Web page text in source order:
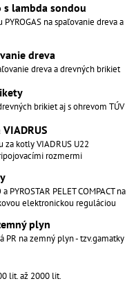
lambda sondou
na spaľovanie dreva a
dreva
dreva a drevných brikiet
brikiet aj s ohrevom TÚV
za kotly VIADRUS U22
rozmermi
PYROSTAR PELET COMPACT na
elektronickou reguláciou
plyn
na zemný plyn - tzv.gamatky
lit. až 2000 lit.